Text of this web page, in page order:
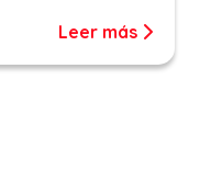
Leer más